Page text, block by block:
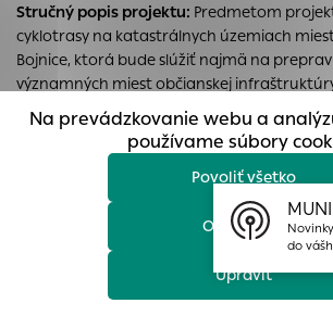
Stručný popis projektu: Predmetom
cyklotrasy na katastrálnych územiach
Bojnice, ktorá bude slúžiť najmä na
významných miest občianskej
mestami. Dôjde k vybudovaniu 3 666,4
chodníkov a spoločných chodníkov pre
vybudovaniu 4 prvkov doplnkovej
odpočívadiel – vrátane cyklostojanov a
priestorov. Hlavný cieľ projektu je zvýšenie
dopravy na celkovom počte prepravených
atraktivity cyklistickej a nemotorovej
Prievidza, Bojnice a v blízkom regióne.
Špecifické ciele sa zhodujú s očakávanými
Na prevádzkovanie webu a
používame súbory
Povoliť všetko
Odmietnuť
Upraviť
skúsenosť. Všetky dáta sa zbierajú
možné ich spojiť s konkrétnou osobou.
Povoliť všetko
Uložiť nastavenia
Viac informácií
do